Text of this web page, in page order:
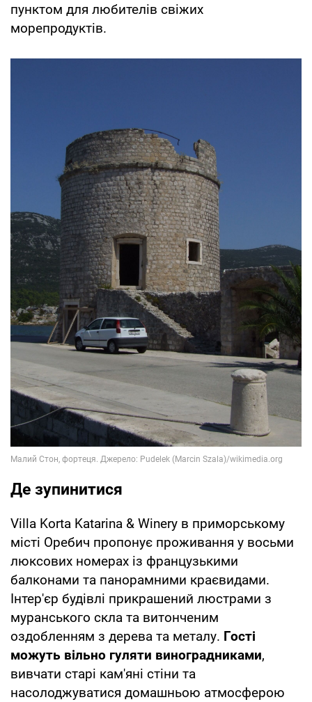
пунктом для любителів свіжих
морепродуктів.
Де зупинитися
Villa Korta Katarina & Winery в приморському
місті Оребич пропонує проживання у восьми
люксових номерах із французькими
балконами та панорамними краєвидами.
Інтер'єр будівлі прикрашений люстрами з
муранського скла та витонченим
оздобленням з дерева та металу. Гості
можуть вільно гуляти виноградниками,
вивчати старі кам'яні стіни та
насолоджуватися домашньою атмосферою